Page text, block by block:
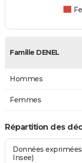
Famille DENEL
Hommes
Femmes
Répartition des
Données
Insee)